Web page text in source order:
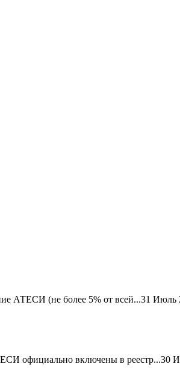
АТЕСИ (не более 5% от всей...31 Июль
официально включены в реестр...30